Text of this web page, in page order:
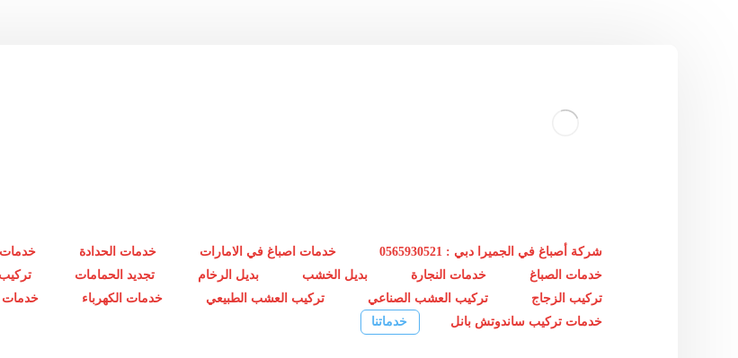
شركة أصباغ في الجميرا دبي : 0565930521 خدمات اصباغ في الامارات خدمات الحدادة خدمات
خدمات الصباغ
خدمات النجارة بديل الخشب بديل الرخام تجديد الحمامات تركيب
تركيب الزجاج
تركيب العشب الصناعي تركيب العشب الطبيعي خدمات الكهرباء خدمات
خدمات تركيب ساندوتش بانل
خدماتنا